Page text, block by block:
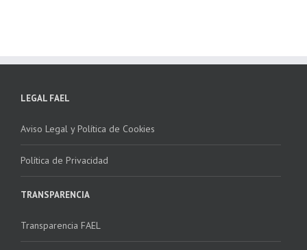
LEGAL FAEL
Aviso Legal y Política de Cookies
Política de Privacidad
TRANSPARENCIA
Transparencia FAEL